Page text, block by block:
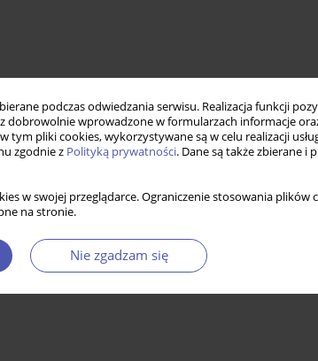
podczas odwiedzania serwisu. Realizacja funkcji
dobrowolnie wprowadzone w formularzach informacje
tym pliki cookies, wykorzystywane są w celu realizacji
zgodnie z Polityką prywatności. Dane są także zbierane i
w swojej przeglądarce. Ograniczenie stosowania
na stronie.
Nie zgadzam się